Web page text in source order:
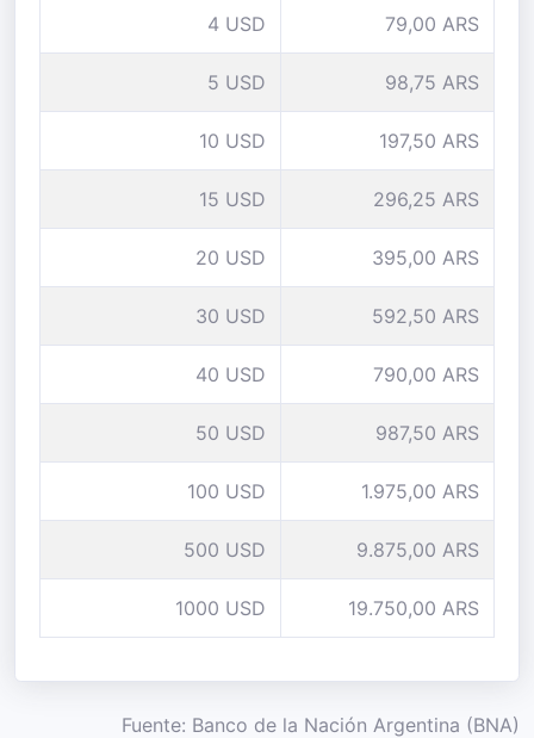
4 USD 79,00 ARS
5 USD 98,75 ARS
10 USD 197,50 ARS
15 USD 296,25 ARS
20 USD 395,00 ARS
30 USD 592,50 ARS
40 USD 790,00 ARS
50 USD 987,50 ARS
100 USD 1.975,00 ARS
500 USD 9.875,00 ARS
1000 USD 19.750,00 ARS
Fuente: Banco de la Nación Argentina (BNA)